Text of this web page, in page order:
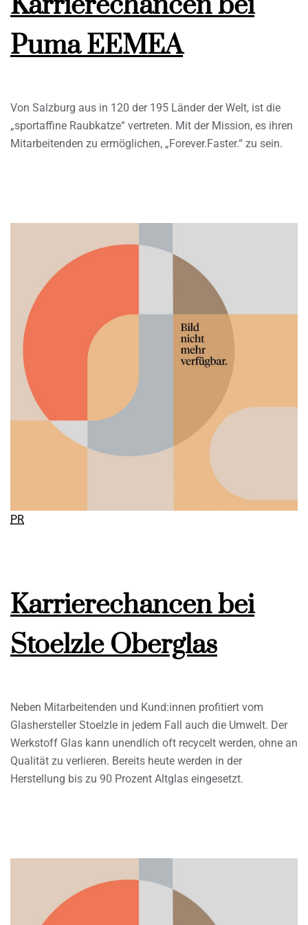
Puma EEMEA
Von Salzburg aus in 120 der 195 Länder der Welt, ist die
„sportaffine Raubkatze“ vertreten. Mit der Mission, es ihren
Mitarbeitenden zu ermöglichen, „Forever.Faster.“ zu sein.
PR
Karrierechancen bei
Stoelzle Oberglas
Neben Mitarbeitenden und Kund:innen profitiert vom
Glashersteller Stoelzle in jedem Fall auch die Umwelt. Der
Werkstoff Glas kann unendlich oft recycelt werden, ohne an
Qualität zu verlieren. Bereits heute werden in der
Herstellung bis zu 90 Prozent Altglas eingesetzt.